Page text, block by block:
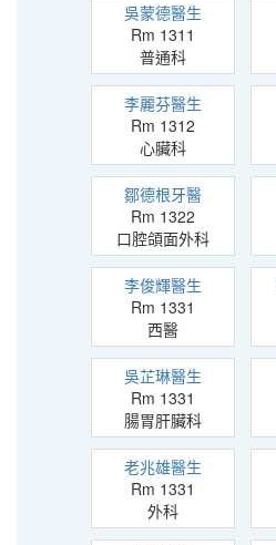
吳蒙德醫生
Rm 1311
普通科
李麗芬醫生
Rm 1312
心臟科
鄒德根牙醫
Rm 1322
口腔頜面外科
李俊輝醫生
Rm 1331
西醫
吳芷琳醫生
Rm 1331
腸胃肝臟科
老兆雄醫生
Rm 1331
外科